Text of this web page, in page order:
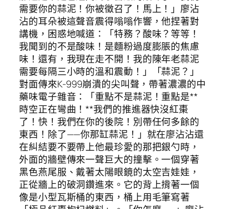
需要你的蒜泥！你被徵召了！馬上！」廖沾
沾的耳朵被這聲音震得嗡嗡作響，他捏著對
講機，困惑地喊道：「特務？酸味？等等！
我聞到的不是酸味！是麵粉過度膨脹的焦慮
味！還有，我現在走不開！我的陳年老蒜泥
需要每隔三小時的溫和震動！」「蒜泥？」
對面傳來K-999崩潰的尖叫聲，帶著濃濃的中
藥味電子雜音：「重點不是蒜泥！重點是**
時空正在彎曲！**我們的推進器快沒紅棗
了！快！我們在你的後院！別帶任何多餘的
東西！除了——你那缸蒜泥！」就在廖沾沾還
在糾結要不要帶上他最珍愛的那把銀勺時，
外面的牆壁傳來一聲巨大的撞擊。一個穿著
黑色燕尾服、戴著太陽眼鏡的太空吉娃娃，
正從牆上的破洞鑽進來。它的背上揹著一個
像是小型瓦斯桶的東西，桶上用毛筆寫著